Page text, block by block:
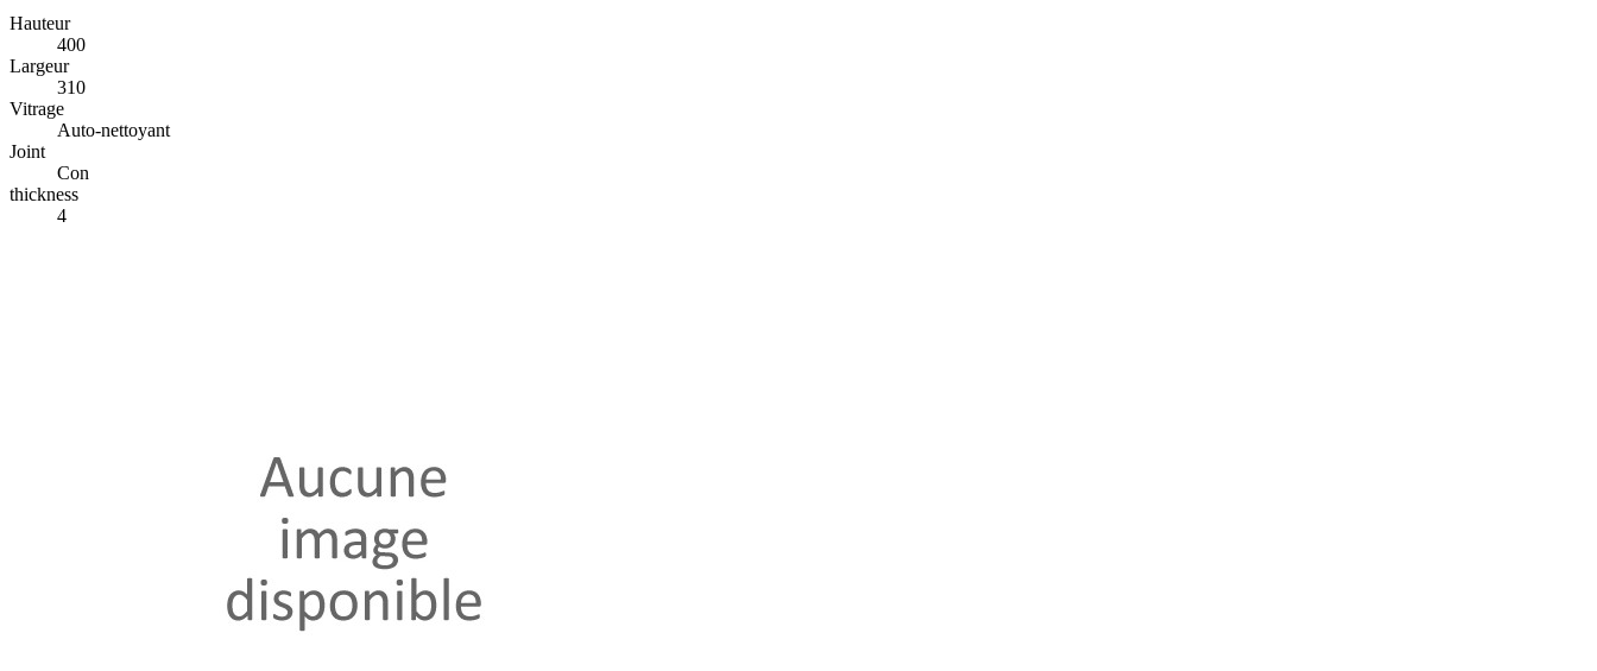
Hauteur
400
Largeur
310
Vitrage
Auto-nettoyant
Joint
Con
thickness
4